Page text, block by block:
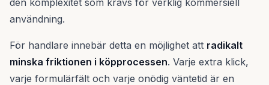
den komplexitet som krävs för verklig kommersiell
användning.
För handlare innebär detta en möjlighet att radikalt
minska friktionen i köpprocessen. Varje extra klick,
varje formulärfält och varje onödig väntetid är en